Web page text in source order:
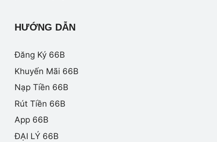
HƯỚNG DẪN
Đăng Ký 66B
Khuyến Mãi 66B
Nạp Tiền 66B
Rút Tiền 66B
App 66B
ĐẠI LÝ 66B